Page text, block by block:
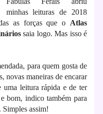
minhas leituras de 2018
as forças que o Atlas
saia logo. Mas isso é
para quem gosta de
novas maneiras de encarar
uma leitura rápida e de ter
bom, indico também para
Simples assim!